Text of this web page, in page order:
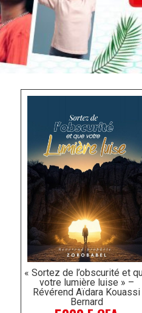
« Sortez de l’obscurité et
votre lumière luise » –
Révérend Aïdara Kouassi
Bernard